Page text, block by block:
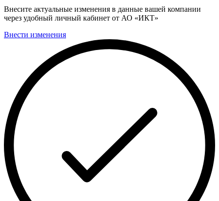
Внесите актуальные изменения в данные вашей компании
через удобный личный кабинет от АО «ИКТ»
Внести изменения